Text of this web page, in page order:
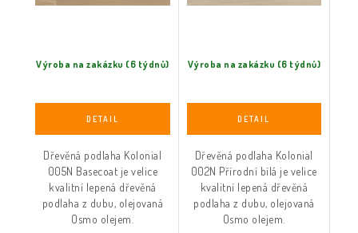
Výroba na zakázku (6 týdnů)
Dřevěná podlaha Kolonial
005N Basecoat je velice
kvalitní lepená dřevěná
podlaha z dubu, olejovaná
Osmo olejem.
Výroba na zakázku (6 týdnů)
Dřevěná podlaha Kolonial
002N Přírodní bílá je velice
kvalitní lepená dřevěná
podlaha z dubu, olejovaná
Osmo olejem.